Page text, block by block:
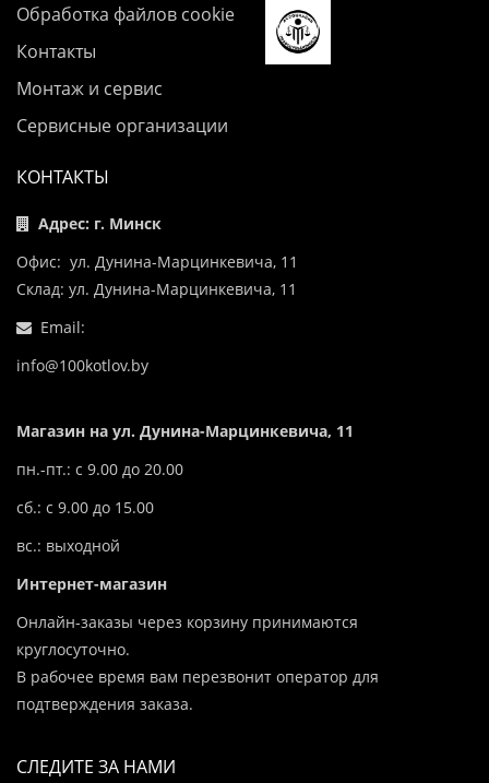
Обработка файлов cookie
Контакты
Монтаж и сервис
Сервисные организации
КОНТАКТЫ
Адрес: г. Минск
Офис: ул. Дунина-Марцинкевича, 11
Склад: ул. Дунина-Марцинкевича, 11
Email:
info@100kotlov.by
Магазин на ул. Дунина-Марцинкевича, 11
пн.-пт.: с 9.00 до 20.00
сб.: с 9.00 до 15.00
вс.: выходной
Интернет-магазин
Онлайн-заказы через корзину принимаются
круглосуточно.
В рабочее время вам перезвонит оператор для
подтверждения заказа.
СЛЕДИТЕ ЗА НАМИ